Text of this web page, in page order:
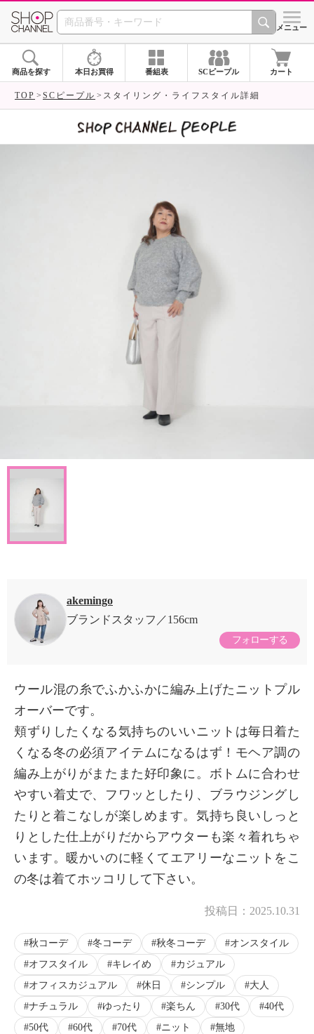
SHOP CHANNEL シメニュー
商品を探す 本日お買得 番組表 SCピープル カート
TOP SCピープル スタイリング・ライフスタイル詳細
akemingo
ブランドスタッフ
156cm
フォローする
ウール混の糸でふかふかに編み上げたニットプル
オーバーです。
頬ずりしたくなる気持ちのいいニットは毎日着た
くなる冬の必須アイテムになるはず！モヘア調の
編み上がりがまたまた好印象に。ボトムに合わせ
やすい着丈で、フワッとしたり、ブラウジングし
たりと着こなしが楽しめます。気持ち良いしっと
りとした仕上がりだからアウターも楽々着れちゃ
います。暖かいのに軽くてエアリーなニットをこ
の冬は着てホッコリして下さい。
投稿日： 2025.10.31
秋コーデ 冬コーデ 秋冬コーデ
オンスタイル
オフスタイル
キレイめ
カジュアル
オフィスカジュアル
休日 シンプル
大人
ナチュラル
ゆったり 楽ちん 30代
40代
50代
60代 70代 ニット
無地